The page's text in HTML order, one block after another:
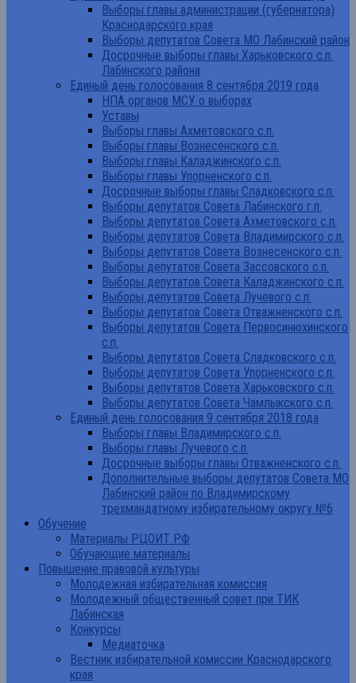
Выборы главы администрации (губернатора)
Краснодарского края
Выборы депутатов Совета МО Лабинский район
Досрочные выборы главы Харьковского с.п.
Лабинского района
Единый день голосования 8 сентября 2019 года
НПА органов МСУ о выборах
Уставы
Выборы главы Ахметовского с.п.
Выборы главы Вознесенского с.п.
Выборы главы Каладжинского с.п.
Выборы главы Упорненского с.п.
Досрочные выборы главы Сладковского с.п.
Выборы депутатов Совета Лабинского г.п.
Выборы депутатов Совета Ахметовского с.п.
Выборы депутатов Совета Владимирского с.п.
Выборы депутатов Совета Вознесенского с.п.
Выборы депутатов Совета Зассовского с.п.
Выборы депутатов Совета Каладжинского с.п.
Выборы депутатов Совета Лучевого с.п.
Выборы депутатов Совета Отважненского с.п.
Выборы депутатов Совета Первосинюхинского
с.п.
Выборы депутатов Совета Сладковского с.п.
Выборы депутатов Совета Упорненского с.п.
Выборы депутатов Совета Харьковского с.п.
Выборы депутатов Совета Чамлыкского с.п.
Единый день голосования 9 сентября 2018 года
Выборы главы Владимирского с.п.
Выборы главы Лучевого с.п.
Досрочные выборы главы Отважненского с.п.
Дополнительные выборы депутатов Совета МО
Лабинский район по Владимирскому
трехмандатному избирательному округу №6
Обучение
Материалы РЦОИТ РФ
Обучающие материалы
Повышение правовой культуры
Молодежная избирательная комиссия
Молодежный общественный совет при ТИК
Лабинская
Конкурсы
Медиаточка
Вестник избирательной комиссии Краснодарского
края